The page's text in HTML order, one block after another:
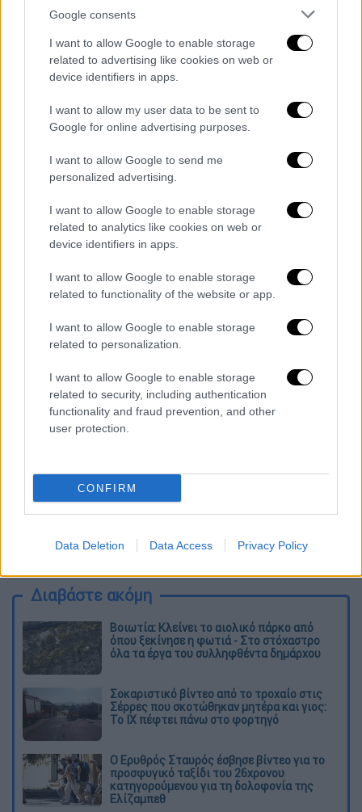
Google consents
I want to allow Google to enable storage
related to advertising like cookies on web or
device identifiers in apps.
I want to allow my user data to be sent to
Google for online advertising purposes.
I want to allow Google to send me
personalized advertising.
I want to allow Google to enable storage
related to analytics like cookies on web or
device identifiers in apps.
I want to allow Google to enable storage
related to functionality of the website or app.
I want to allow Google to enable storage
related to personalization.
I want to allow Google to enable storage
related to security, including authentication
functionality and fraud prevention, and other
user protection.
CONFIRM
Data Deletion Data Access Privacy Policy
Δημητρίου και Εθνικής Αμύνης έξω από το
Αριστοτέλειο Πανεπιστήμιο Θεσσαλονίκης.
Οι αστυνομικοί απάντησαν με
δακρυγόνωνκαι τους απώθησαν.
Από τις μολότοφ προκλήθηκανυλικές
ζημιέςσε σταθμευμένα αυτοκίνητα, τα οποία
απομακρύνθηκαν μετά τη λήξη των
επεισοδίων. Η πυροσβεστική υπηρεσία
κλήθηκε για να σβήσει φωτιές που έβαλαν
άγνωστοι σε κάδους απορριμμάτων, ενώ
αναπνευστικά προβλήματα.
Τα σχολιά σας δημοσιεύονται άμεσα με δική σας ευθύνη. Το
διαγράφονται
καταχώρηση
Διαβάστε ακόμη
Βοιωτία: Κλείνει το αιολικό πάρκο από
όπου ξεκίνησε η φωτιά - Στο στόχαστρο
όλα τα έργα του συλληφθέντα δημάρχου
Σοκαριστικό βίντεο από το τροχαίο στις
Σέρρες που σκοτώθηκαν μητέρα και γιος:
Το ΙΧ πέφτει πάνω στο φορτηγό
Ο Ερυθρός Σταυρός έσβησε βίντεο για το
προσφυγικό ταξίδι του 26χρονου
κατηγορούμενου για τη δολοφονία της
Ελίζαμπεθ